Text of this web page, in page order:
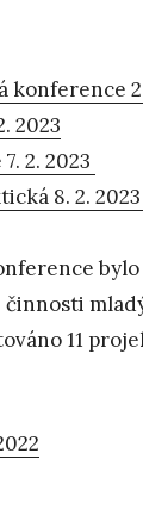
konference
2023
2. 2023
8. 2. 2023
11